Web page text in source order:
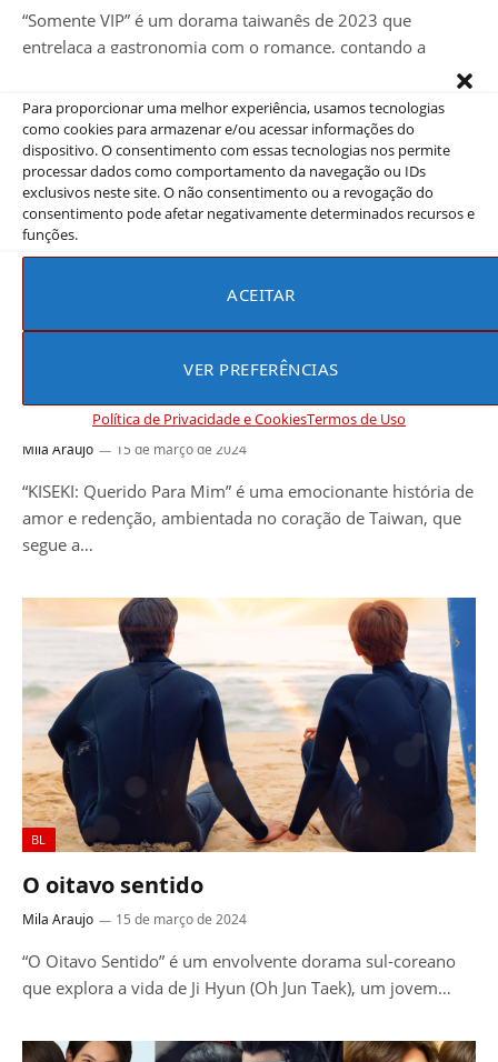
Para proporcionar uma melhor experiência, usamos tecnologias
como cookies para armazenar e/ou acessar informações do
dispositivo. O consentimento com essas tecnologias nos permite
processar dados como comportamento da navegação ou IDs
exclusivos neste site. O não consentimento ou a revogação do
consentimento pode afetar negativamente determinados recursos e
funções.
ACEITAR
VER PREFERÊNCIAS
Política de Privacidade e CookiesTermos de Uso
“Somente VIP” é um dorama taiwanês de 2023 que
entrelaça a gastronomia com o romance, contando a
KISEKI: QUERIDO PARA MIM
Mila Araujo 15 de março de 2024
“KISEKI: Querido Para Mim” é uma emocionante história de
amor e redenção, ambientada no coração de Taiwan, que
segue a…
BL
O oitavo sentido
Mila Araujo 15 de março de 2024
“O Oitavo Sentido” é um envolvente dorama sul-coreano
que explora a vida de Ji Hyun (Oh Jun Taek), um jovem…